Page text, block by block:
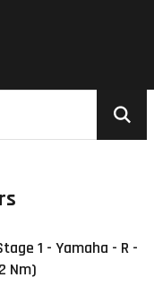
1 - Yamaha - R -
Nm)